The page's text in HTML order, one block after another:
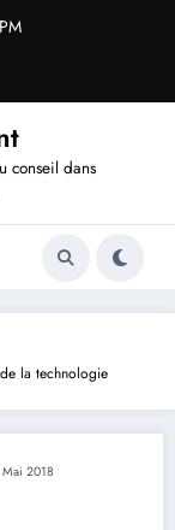
conseil dans
la technologie
Mai 2018